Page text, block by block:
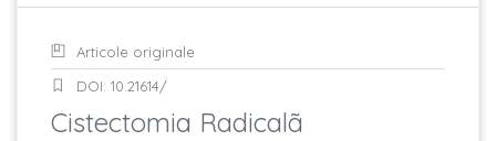
Articole originale
DOI: 10.21614/
Cistectomia Radicalã